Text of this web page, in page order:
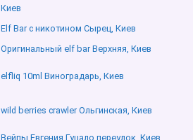
Киев
Elf Bar с никотином Сырец, Киев
Оригинальный elf bar Верхняя, Киев
elfliq 10ml Виноградарь, Киев
wild berries crawler Ольгинская, Киев
Вейпы Евгения Гуцало переулок, Киев